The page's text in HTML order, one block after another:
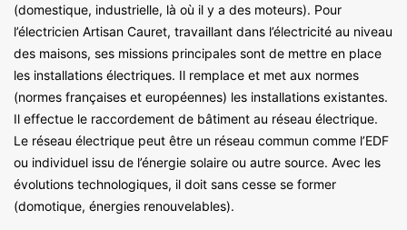
(domestique, industrielle, là où il y a des moteurs). Pour
l’électricien Artisan Cauret, travaillant dans l’électricité au niveau
des maisons, ses missions principales sont de mettre en place
les installations électriques. Il remplace et met aux normes
(normes françaises et européennes) les installations existantes.
Il effectue le raccordement de bâtiment au réseau électrique.
Le réseau électrique peut être un réseau commun comme l’EDF
ou individuel issu de l’énergie solaire ou autre source. Avec les
évolutions technologiques, il doit sans cesse se former
(domotique, énergies renouvelables).